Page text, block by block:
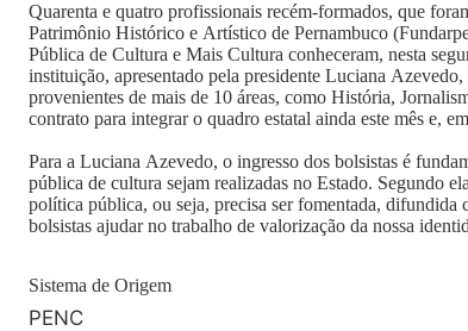
Quarenta e quatro profissionais recém-formados, que
Patrimônio Histórico e Artístico de Pernambuco
Pública de Cultura e Mais Cultura conheceram, nesta
instituição, apresentado pela presidente Luciana
provenientes de mais de 10 áreas, como História,
contrato para integrar o quadro estatal ainda este mês e,
Para a Luciana Azevedo, o ingresso dos bolsistas é
pública de cultura sejam realizadas no Estado. Segundo
política pública, ou seja, precisa ser fomentada, difundida
bolsistas ajudar no trabalho de valorização da nossa
Sistema de Origem
PENC